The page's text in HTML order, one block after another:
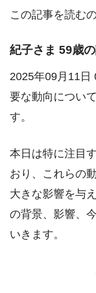
この記事を読む
紀子さま 59歳
2025年09月11日
要な動向につい
す。
本日は特に注目
おり、これらの
大きな影響を与
の背景、影響、
いきます。